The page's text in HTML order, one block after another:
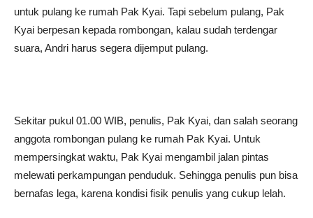
untuk pulang ke rumah Pak Kyai. Tapi sebelum pulang, Pak
Kyai berpesan kepada rombongan, kalau sudah terdengar
suara, Andri harus segera dijemput pulang.
Sekitar pukul 01.00 WIB, penulis, Pak Kyai, dan salah seorang
anggota rombongan pulang ke rumah Pak Kyai. Untuk
mempersingkat waktu, Pak Kyai mengambil jalan pintas
melewati perkampungan penduduk. Sehingga penulis pun bisa
bernafas lega, karena kondisi fisik penulis yang cukup lelah.